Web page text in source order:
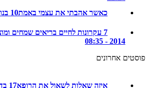
כאשר אהבתי את עצמי באמת 10 בנובמבר 2014 - 02:29
אחרונים
איזה שאלות לשאול את הרופא17 בדצמבר 2024 - 17:32